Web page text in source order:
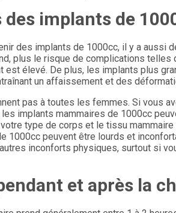
implants de
des implants de 1000cc, il y a aussi
plus le risque de complications telles
est élevé. De plus, les implants plus
un affaissement et des
pas à toutes les femmes. Si vous
implants mammaires de 1000cc
type de corps et le tissu
1000cc peuvent être lourds et
inconforts physiques, surtout si
et après la